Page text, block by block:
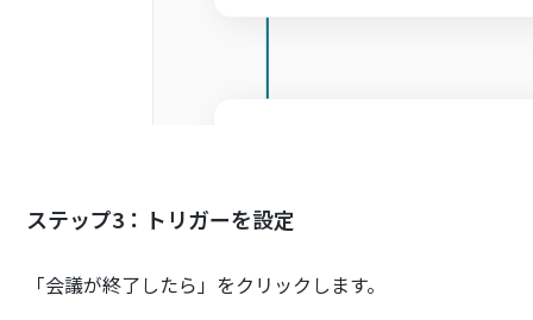
ステップ3：トリガーを設定
「会議が終了したら」をクリックします。